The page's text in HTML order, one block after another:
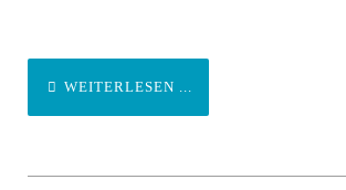
WEITERLESEN ...